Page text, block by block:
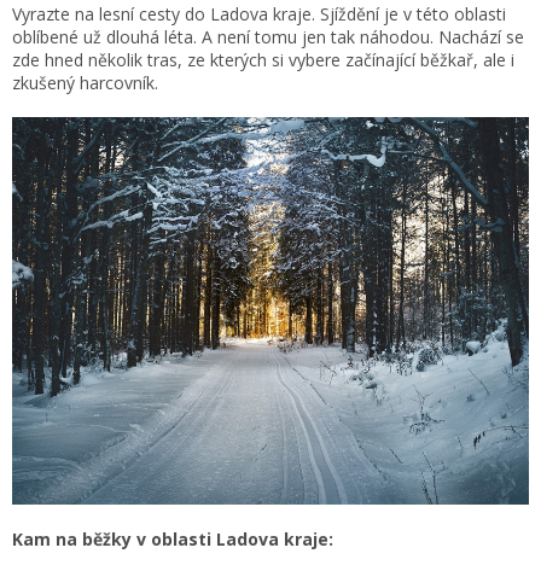
Vyrazte na lesní cesty do Ladova kraje. Sjíždění je v této oblasti
oblíbené už dlouhá léta. A není tomu jen tak náhodou. Nachází se
zde hned několik tras, ze kterých si vybere začínající běžkař, ale i
zkušený harcovník.
Kam na běžky v oblasti Ladova kraje: